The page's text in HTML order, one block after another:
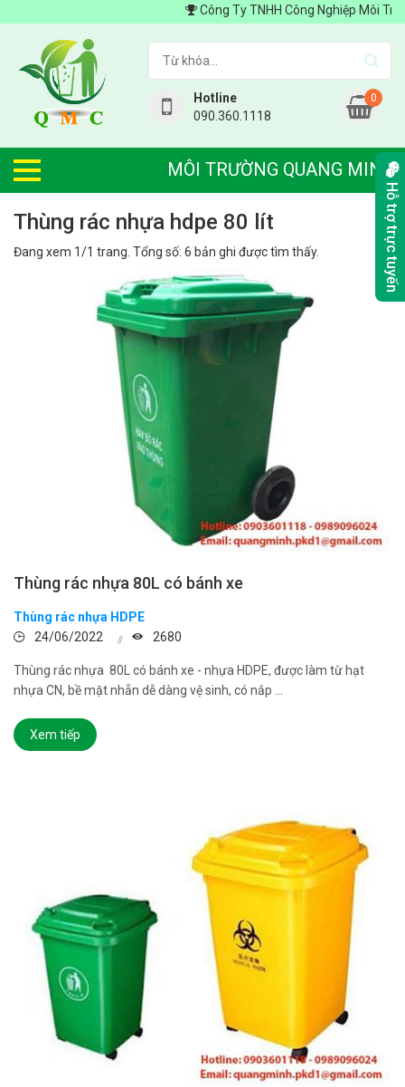
Công Ty TNHH Công Nghiệp Môi
Hotline
090.360.1118
0
MÔI TRƯỜNG QUANG MINH
thùng rác nhựa hdpe 80 lít
Đang xem 1/1 trang. Tổng số: 6 bản ghi được tìm thấy.
Thùng rác nhựa 80L có bánh xe
Thùng rác nhựa HDPE
24/06/2022
2680
Thùng rác nhựa 80L có bánh xe - nhựa HDPE, được làm từ hạt
nhựa CN, bề mặt nhẵn dễ dàng vệ sinh, có nắp ...
Xem tiếp
Hỗ trợ trực tuyến